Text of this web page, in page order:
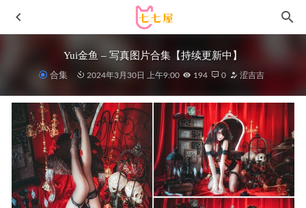
Yui金鱼 – 写真图片合集【持续更新中】
合集 2024年3月30日 上午9:00 194 0 涩吉吉
[微密圈]脸红Dearie-化身主人的MG[38P2V-180MB] 2023-01-